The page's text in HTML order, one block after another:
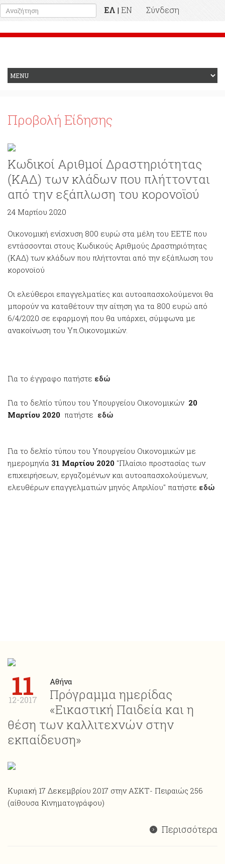
ΕΛ | EN
Σύνδεση
Προβολή Είδησης
Κωδικοί Αριθμοί Δραστηριότητας
(ΚΑΔ) των κλάδων που πλήττονται
από την εξάπλωση του κορονοϊού
24 Μαρτίου 2020
Οικονομική ενίσχυση 800 ευρώ στα μέλη του ΕΕΤΕ που
εντάσσονται στους Κωδικούς Αριθμούς Δραστηριότητας
(ΚΑΔ) των κλάδων που πλήττονται από την εξάπλωση του
κορονοϊού
Oι ελεύθεροι επαγγελματίες και αυτοαπασχολούμενοι θα
μπορούν να καταθέτουν την αίτηση για τα 800 ευρώ από
6/4/2020 σε εφαρμογή που θα υπάρχει, σύμφωνα με
ανακοίνωση του Υπ.Οικονομικών.
Για το έγγραφο πατήστε εδώ
Για το δελτίο τύπου του Υπουργείου Οικονομικών 20
Μαρτίου 2020 πατήστε εδώ
Για το δελτίο τύπου του Υπουργείου Οικονομικών με
ημερομηνία 31 Μαρτίου 2020 "Πλαίσιο προστασίας των
επιχειρήσεων, εργαζομένων και αυτοαπασχολούμενων,
ελευθέρων επαγγελματιών μηνός Απριλίου" πατήστε εδώ
11
12-2017
Αθήνα
Πρόγραμμα ημερίδας
«Εικαστική Παιδεία και η
θέση των καλλιτεχνών στην
εκπαίδευση»
Κυριακή 17 Δεκεμβρίου 2017 στην ΑΣΚΤ- Πειραιώς 256
(αίθουσα Κινηματογράφου)
Περισσότερα